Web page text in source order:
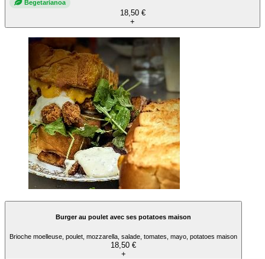
Begetarianoa
18,50 €
+
Burger au poulet avec ses potatoes maison
Brioche moelleuse, poulet, mozzarella, salade, tomates, mayo, potatoes maison
18,50 €
+